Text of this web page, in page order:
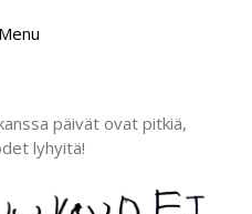
Menu
päivät ovat pitkiä,
lyhyitä!